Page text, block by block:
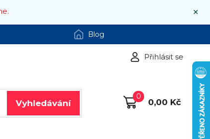
×
Blog
Přihlásit se
Vyhledávání
0
0,00 Kč